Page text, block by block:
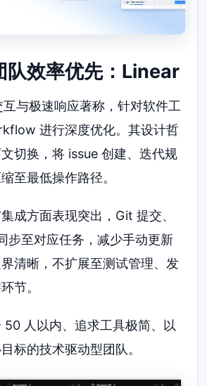
队效率优先：Linear
与极速响应著称，针对软件工
进行深度优化。其设计哲
切换，将 issue 创建、迭代规
至最低操作路径。
成方面表现突出，Git 提交、
步至对应任务，减少手动更新
清晰，不扩展至测试管理、发
节。
50 人以内、追求工具极简、以
标的技术驱动型团队。